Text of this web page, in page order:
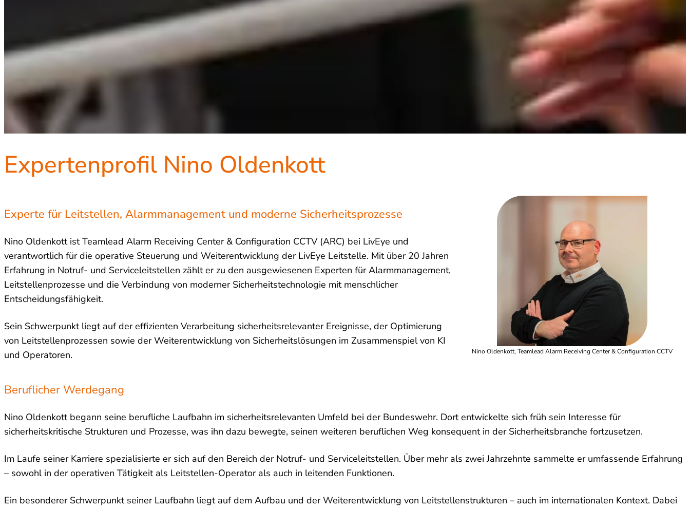
Expertenprofil Nino Oldenkott
Experte für Leitstellen, Alarmmanagement und moderne Sicherheitsprozesse
Nino Oldenkott ist Teamlead Alarm Receiving Center & Configuration CCTV (ARC) bei LivEye und
verantwortlich für die operative Steuerung und Weiterentwicklung der LivEye Leitstelle. Mit über 20 Jahren
Erfahrung in Notruf- und Serviceleitstellen zählt er zu den ausgewiesenen Experten für Alarmmanagement,
Leitstellenprozesse und die Verbindung von moderner Sicherheitstechnologie mit menschlicher
Entscheidungsfähigkeit.
Sein Schwerpunkt liegt auf der effizienten Verarbeitung sicherheitsrelevanter Ereignisse, der Optimierung
von Leitstellenprozessen sowie der Weiterentwicklung von Sicherheitslösungen im Zusammenspiel von KI
und Operatoren.
Nino Oldenkott, Teamlead Alarm Receiving Center & Configuration CCTV
Beruflicher Werdegang
Nino Oldenkott begann seine berufliche Laufbahn im sicherheitsrelevanten Umfeld bei der Bundeswehr. Dort entwickelte sich früh sein Interesse für
sicherheitskritische Strukturen und Prozesse, was ihn dazu bewegte, seinen weiteren beruflichen Weg konsequent in der Sicherheitsbranche fortzusetzen.
Im Laufe seiner Karriere spezialisierte er sich auf den Bereich der Notruf- und Serviceleitstellen. Über mehr als zwei Jahrzehnte sammelte er umfassende Erfahrung
– sowohl in der operativen Tätigkeit als Leitstellen-Operator als auch in leitenden Funktionen.
Ein besonderer Schwerpunkt seiner Laufbahn liegt auf dem Aufbau und der Weiterentwicklung von Leitstellenstrukturen – auch im internationalen Kontext. Dabei